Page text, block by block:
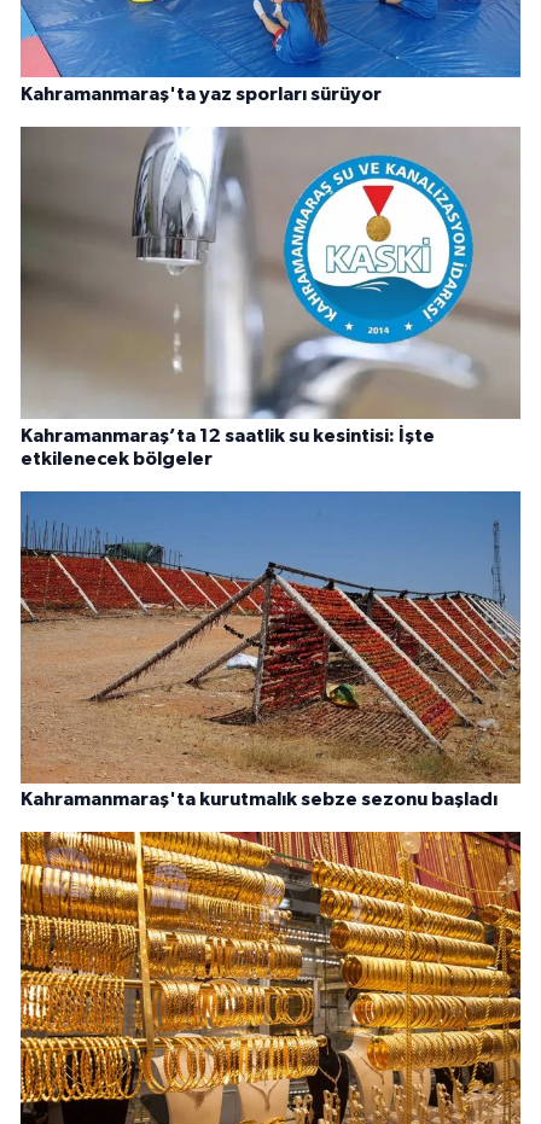
Kahramanmaraş'ta yaz sporları sürüyor
Kahramanmaraş’ta 12 saatlik su kesintisi: İşte
etkilenecek bölgeler
Kahramanmaraş'ta kurutmalık sebze sezonu başladı